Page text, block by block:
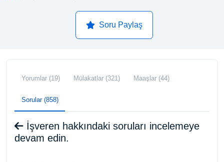
Soru Paylaş
Yorumlar (19) Mülakatlar (321) Maaşlar (44)
Sorular (858)
İşveren hakkındaki soruları incelemeye
devam edin.